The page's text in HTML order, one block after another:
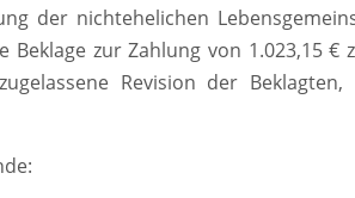
der nichtehelichen
Beklage zur Zahlung von 1.023,15
Revision der